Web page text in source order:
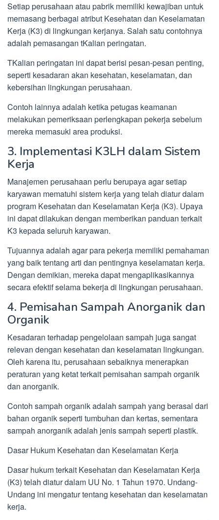
Setiap perusahaan atau pabrik memiliki kewajiban untuk
memasang berbagai atribut Kesehatan dan Keselamatan
Kerja (K3) di lingkungan kerjanya. Salah satu contohnya
adalah pemasangan tKalian peringatan.
TKalian peringatan ini dapat berisi pesan-pesan penting,
seperti kesadaran akan kesehatan, keselamatan, dan
kebersihan lingkungan perusahaan.
Contoh lainnya adalah ketika petugas keamanan
melakukan pemeriksaan perlengkapan pekerja sebelum
mereka memasuki area produksi.
3. Implementasi K3LH dalam Sistem
Kerja
Manajemen perusahaan perlu berupaya agar setiap
karyawan mematuhi sistem kerja yang telah diatur dalam
program Kesehatan dan Keselamatan Kerja (K3). Upaya
ini dapat dilakukan dengan memberikan panduan terkait
K3 kepada seluruh karyawan.
Tujuannya adalah agar para pekerja memiliki pemahaman
yang baik tentang arti dan pentingnya keselamatan kerja.
Dengan demikian, mereka dapat mengaplikasikannya
secara efektif selama bekerja di lingkungan perusahaan.
4. Pemisahan Sampah Anorganik dan
Organik
Kesadaran terhadap pengelolaan sampah juga sangat
relevan dengan kesehatan dan keselamatan lingkungan.
Oleh karena itu, perusahaan sebaiknya menerapkan
peraturan yang ketat terkait pemisahan sampah organik
dan anorganik.
Contoh sampah organik adalah sampah yang berasal dari
bahan organik seperti tumbuhan dan kertas, sementara
sampah anorganik adalah jenis sampah seperti plastik.
Dasar Hukum Kesehatan dan Keselamatan Kerja
Dasar hukum terkait Kesehatan dan Keselamatan Kerja
(K3) telah diatur dalam UU No. 1 Tahun 1970. Undang-
Undang ini mengatur tentang kesehatan dan keselamatan
kerja.